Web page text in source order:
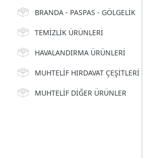
BRANDA - PASPAS - GÖLGELİK
TEMİZLİK ÜRÜNLERİ
HAVALANDIRMA ÜRÜNLERİ
MUHTELİF HIRDAVAT ÇEŞİTLERİ
MUHTELİF DİĞER ÜRÜNLER